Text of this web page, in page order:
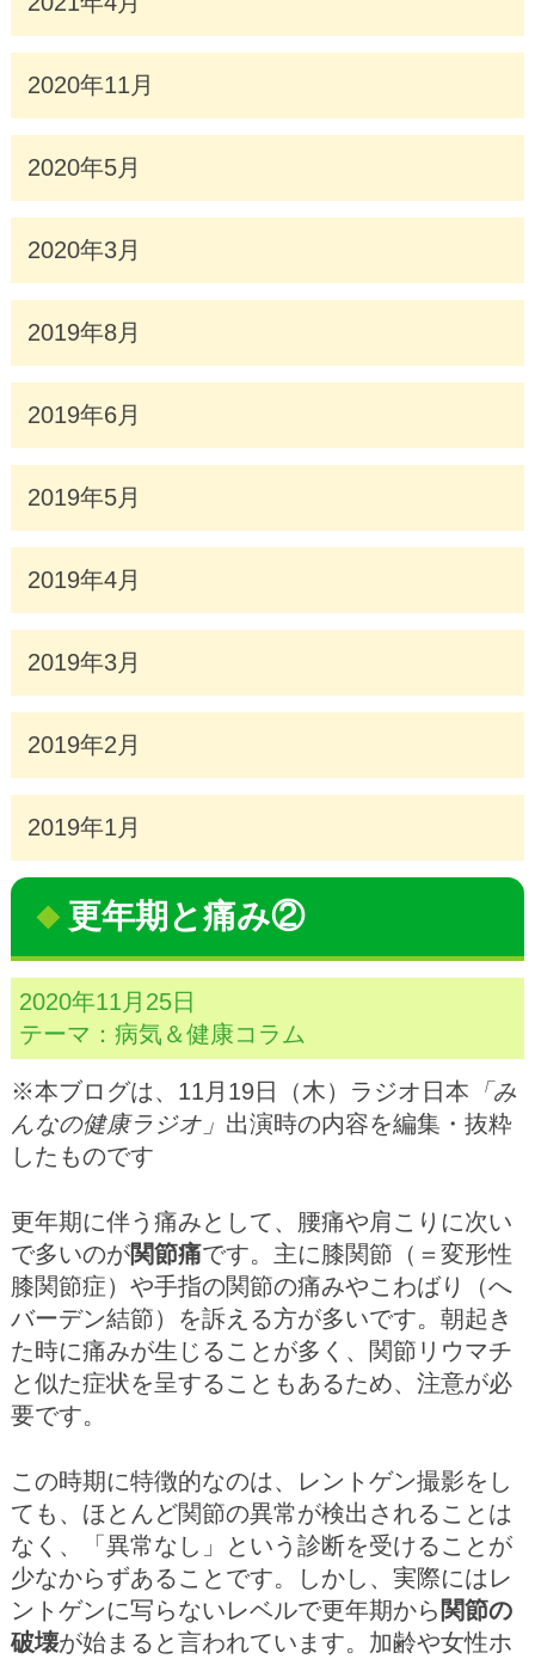
2020年11月
2020年5月
2020年3月
2019年8月
2019年6月
2019年5月
2019年4月
2019年3月
2019年2月
2019年1月
更年期と痛み②
2020年11月25日
テーマ： 病気＆健康コラム
※本ブログは、11月19日（木）ラジオ日本 「み
んなの健康ラジオ」 出演時の内容を編集・抜粋
したものです
更年期に伴う痛みとして、腰痛や肩こりに次い
で多いのが関節痛です。主に膝関節（＝変形性
膝関節症）や手指の関節の痛みやこわばり（へ
バーデン結節）を訴える方が多いです。朝起き
た時に痛みが生じることが多く、関節リウマチ
と似た症状を呈することもあるため、注意が必
要です。
この時期に特徴的なのは、レントゲン撮影をし
ても、ほとんど関節の異常が検出されることは
なく、「異常なし」という診断を受けることが
少なからずあることです。しかし、実際にはレ
ントゲンに写らないレベルで更年期から 関節の
破壊が始まると言われています。加齢や女性ホ